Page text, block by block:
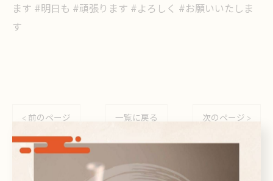
ます #明日も #頑張ります #よろしく #お願いいたしま
す
< 前のページ 一覧に戻る 次のページ >
関連タグ